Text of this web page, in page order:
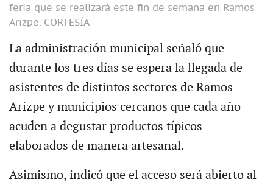
feria que se realizará este fin de semana en Ramos
Arizpe. CORTESÍA
La administración municipal señaló que
durante los tres días se espera la llegada de
asistentes de distintos sectores de Ramos
Arizpe y municipios cercanos que cada año
acuden a degustar productos típicos
elaborados de manera artesanal.
Asimismo, indicó que el acceso será abierto al